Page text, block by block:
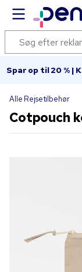
Spar op til 20 % |
Alle Rejsetilbehør
Cotpouch